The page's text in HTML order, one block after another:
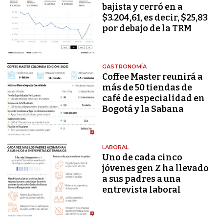
bajista y cerró en a
$3.204,61, es decir, $25,83
por debajo de la TRM
GASTRONOMÍA
Coffee Master reunirá a
más de 50 tiendas de
café de especialidad en
Bogotá y la Sabana
LABORAL
Uno de cada cinco
jóvenes gen Z ha llevado
a sus padres a una
entrevista laboral